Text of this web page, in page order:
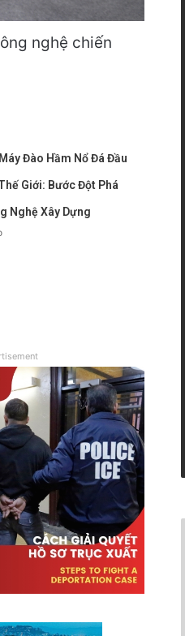
nghệ chiến
Đào Hầm Nổ Đá Đầu
Giới: Bước Đột Phá
Nghệ Xây Dựng